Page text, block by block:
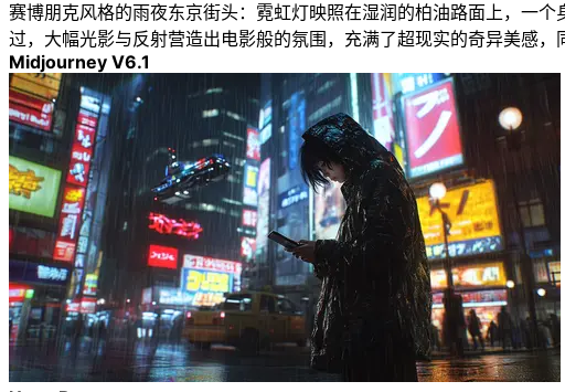
赛博朋克风格的雨夜东京街头：霓虹灯映照在湿润的柏油路面上，一
过，大幅光影与反射营造出电影般的氛围，充满了超现实的奇异美感
Midjourney V6.1